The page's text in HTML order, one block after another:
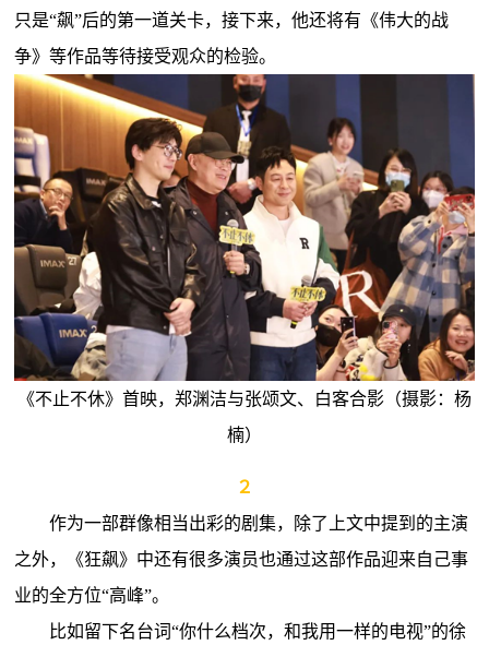
只是“飙”后的第一道关卡，接下来，他还将有《伟大的战
争》等作品等待接受观众的检验。
《不止不休》首映，郑渊洁与张颂文、白客合影（摄影：杨
楠）
２
作为一部群像相当出彩的剧集，除了上文中提到的主演
之外，《狂飙》中还有很多演员也通过这部作品迎来自己事
业的全方位“高峰”。
比如留下名台词“你什么档次，和我用一样的电视”的徐